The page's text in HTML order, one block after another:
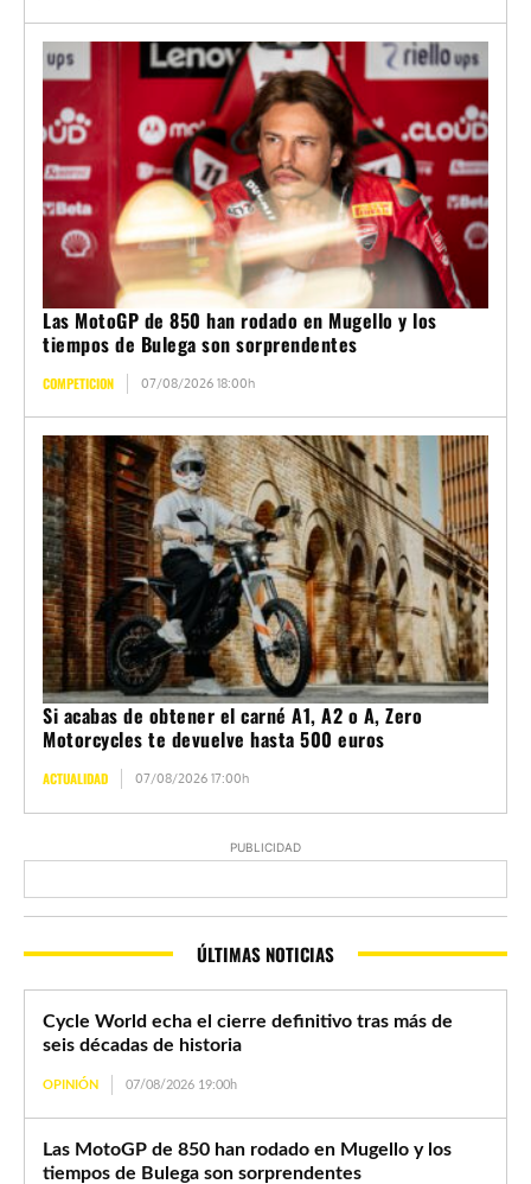
Las MotoGP de 850 han rodado en Mugello y los
tiempos de Bulega son sorprendentes
COMPETICION 07/08/2026 18:00h
Si acabas de obtener el carné A1, A2 o A, Zero
Motorcycles te devuelve hasta 500 euros
ACTUALIDAD 07/08/2026 17:00h
PUBLICIDAD
ÚLTIMAS NOTICIAS
Cycle World echa el cierre definitivo tras más de
seis décadas de historia
OPINIÓN 07/08/2026 19:00h
Las MotoGP de 850 han rodado en Mugello y los
tiempos de Bulega son sorprendentes